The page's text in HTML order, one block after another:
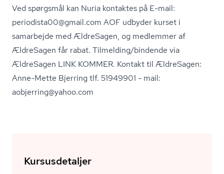
Ved spørgsmål kan Nuria kontaktes på E-mail:
periodista00@gmail.com AOF udbyder kurset i
samarbejde med ÆldreSagen, og medlemmer af
ÆldreSagen får rabat. Tilmelding/bindende via
ÆldreSagen LINK KOMMER. Kontakt til ÆldreSagen:
Anne-Mette Bjerring tlf. 51949901 - mail:
aobjerring@yahoo.com
Kursusdetaljer